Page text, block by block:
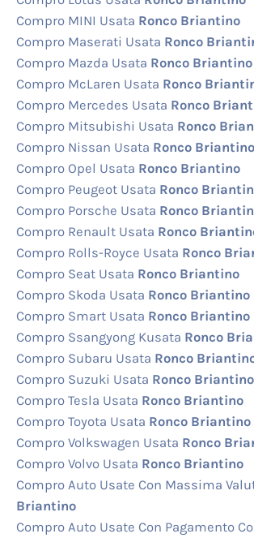
Compro MINI Usata Ronco Briantino
Compro Maserati Usata Ronco
Compro Mazda Usata Ronco Briantino
Compro McLaren Usata Ronco
Compro Mercedes Usata Ronco
Compro Mitsubishi Usata Ronco
Compro Nissan Usata Ronco Briantino
Compro Opel Usata Ronco Briantino
Compro Peugeot Usata Ronco
Compro Porsche Usata Ronco
Compro Renault Usata Ronco
Compro Rolls-Royce Usata Ronco
Compro Seat Usata Ronco Briantino
Compro Skoda Usata Ronco Briantino
Compro Smart Usata Ronco Briantino
Compro Ssangyong Kusata Ronco
Compro Subaru Usata Ronco
Compro Suzuki Usata Ronco Briantino
Compro Tesla Usata Ronco Briantino
Compro Toyota Usata Ronco Briantino
Compro Volkswagen Usata Ronco
Compro Volvo Usata Ronco Briantino
Compro Auto Usate Con Massima
Briantino
Compro Auto Usate Con Pagamento